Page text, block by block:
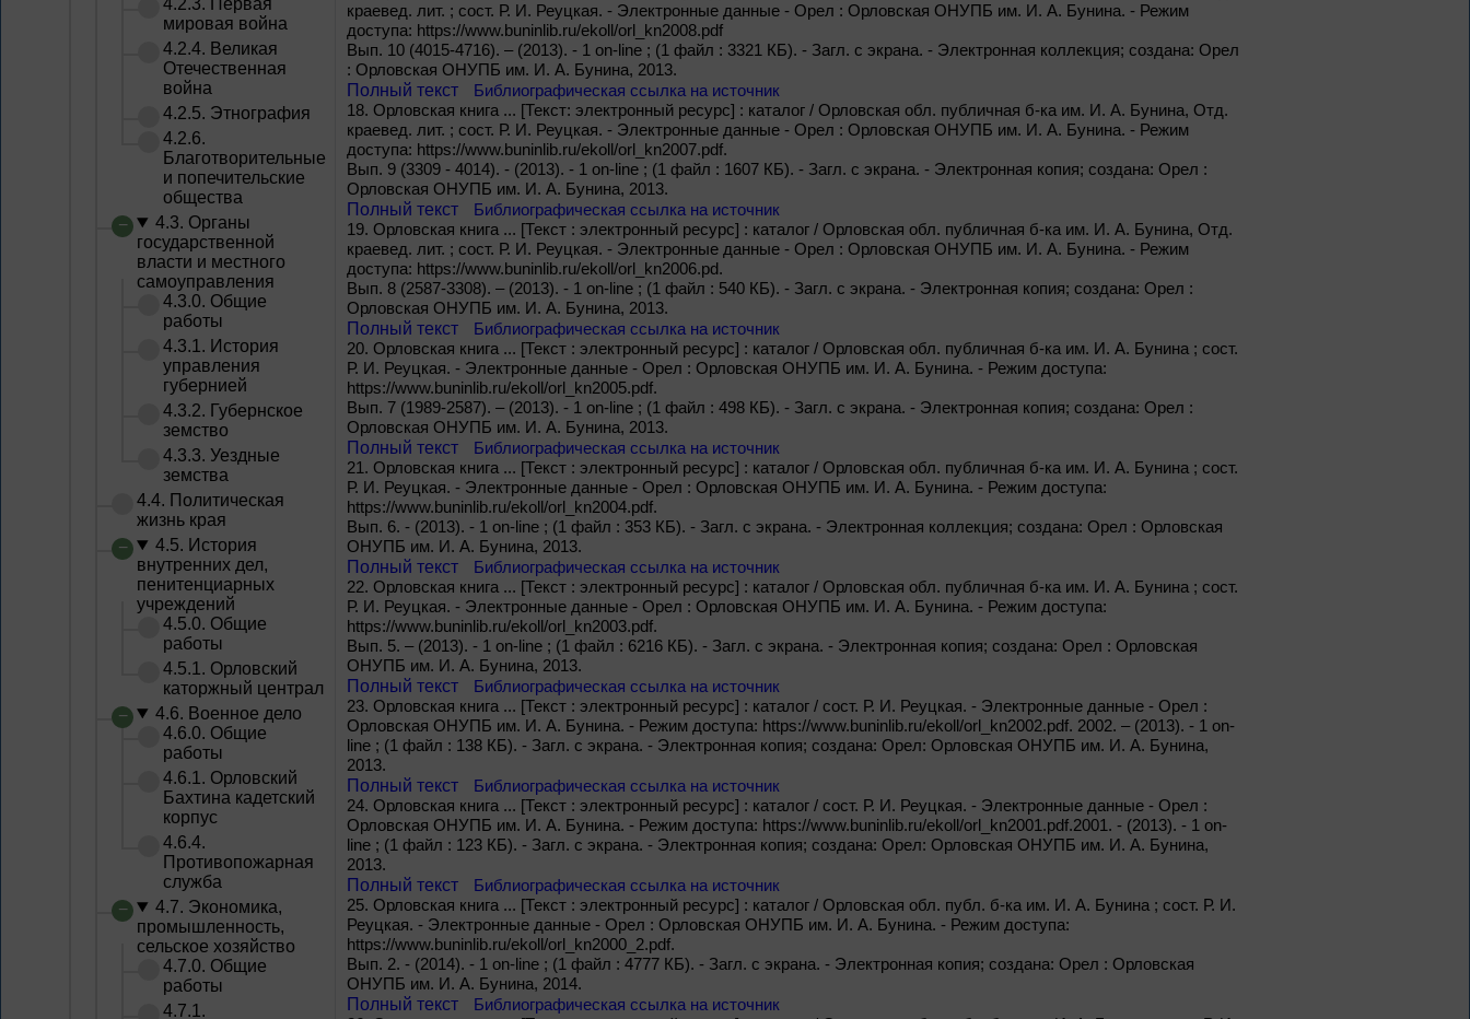
4.2.3. Первая
мировая война
4.2.4. Великая
Отечественная
война
4.2.5. Этнография
4.2.6.
Благотворительные
и попечительские
общества
4.3. Органы
государственной
власти и местного
самоуправления
4.3.0. Общие
работы
4.3.1. История
управления
губернией
4.3.2. Губернское
земство
4.3.3. Уездные
земства
4.4. Политическая
жизнь края
4.5. История
внутренних дел,
пенитенциарных
учреждений
4.5.0. Общие
работы
4.5.1. Орловский
каторжный централ
4.6. Военное дело
4.6.0. Общие
работы
4.6.1. Орловский
Бахтина кадетский
корпус
4.6.4.
Противопожарная
служба
4.7. Экономика,
промышленность,
сельское хозяйство
4.7.0. Общие
работы
4.7.1.
краевед. лит. ; сост. Р. И. Реуцкая. - Электронные данные - Орел : Орловская ОНУПБ им. И. А. Бунина. - Режим
доступа: https://www.buninlib.ru/ekoll/orl_kn2008.pdf
Вып. 10 (4015-4716). – (2013). - 1 on-line ; (1 файл : 3321 КБ). - Загл. с экрана. - Электронная коллекция; создана: Орел
: Орловская ОНУПБ им. И. А. Бунина, 2013.
Полный текст
Библиографическая ссылка на источник
18. Орловская книга ... [Текст: электронный ресурс] : каталог / Орловская обл. публичная б-ка им. И. А. Бунина, Отд.
краевед. лит. ; сост. Р. И. Реуцкая. - Электронные данные - Орел : Орловская ОНУПБ им. И. А. Бунина. - Режим
доступа: https://www.buninlib.ru/ekoll/orl_kn2007.pdf.
Вып. 9 (3309 - 4014). - (2013). - 1 on-line ; (1 файл : 1607 КБ). - Загл. с экрана. - Электронная копия; создана: Орел :
Орловская ОНУПБ им. И. А. Бунина, 2013.
Полный текст
Библиографическая ссылка на источник
19. Орловская книга ... [Текст : электронный ресурс] : каталог / Орловская обл. публичная б-ка им. И. А. Бунина, Отд.
краевед. лит. ; сост. Р. И. Реуцкая. - Электронные данные - Орел : Орловская ОНУПБ им. И. А. Бунина. - Режим
доступа: https://www.buninlib.ru/ekoll/orl_kn2006.pd.
Вып. 8 (2587-3308). – (2013). - 1 on-line ; (1 файл : 540 КБ). - Загл. с экрана. - Электронная копия; создана: Орел :
Орловская ОНУПБ им. И. А. Бунина, 2013.
Полный текст
Библиографическая ссылка на источник
20. Орловская книга ... [Текст : электронный ресурс] : каталог / Орловская обл. публичная б-ка им. И. А. Бунина ; сост.
Р. И. Реуцкая. - Электронные данные - Орел : Орловская ОНУПБ им. И. А. Бунина. - Режим доступа:
https://www.buninlib.ru/ekoll/orl_kn2005.pdf.
Вып. 7 (1989-2587). – (2013). - 1 on-line ; (1 файл : 498 КБ). - Загл. с экрана. - Электронная копия; создана: Орел :
Орловская ОНУПБ им. И. А. Бунина, 2013.
Полный текст
Библиографическая ссылка на источник
21. Орловская книга ... [Текст : электронный ресурс] : каталог / Орловская обл. публичная б-ка им. И. А. Бунина ; сост.
Р. И. Реуцкая. - Электронные данные - Орел : Орловская ОНУПБ им. И. А. Бунина. - Режим доступа:
https://www.buninlib.ru/ekoll/orl_kn2004.pdf.
Вып. 6. - (2013). - 1 on-line ; (1 файл : 353 КБ). - Загл. с экрана. - Электронная коллекция; создана: Орел : Орловская
ОНУПБ им. И. А. Бунина, 2013.
Полный текст
Библиографическая ссылка на источник
22. Орловская книга ... [Текст : электронный ресурс] : каталог / Орловская обл. публичная б-ка им. И. А. Бунина ; сост.
Р. И. Реуцкая. - Электронные данные - Орел : Орловская ОНУПБ им. И. А. Бунина. - Режим доступа:
https://www.buninlib.ru/ekoll/orl_kn2003.pdf.
Вып. 5. – (2013). - 1 on-line ; (1 файл : 6216 КБ). - Загл. с экрана. - Электронная копия; создана: Орел : Орловская
ОНУПБ им. И. А. Бунина, 2013.
Полный текст
Библиографическая ссылка на источник
23. Орловская книга ... [Текст : электронный ресурс] : каталог / сост. Р. И. Реуцкая. - Электронные данные - Орел :
Орловская ОНУПБ им. И. А. Бунина. - Режим доступа: https://www.buninlib.ru/ekoll/orl_kn2002.pdf. 2002. – (2013). - 1 on-
line ; (1 файл : 138 КБ). - Загл. с экрана. - Электронная копия; создана: Орел: Орловская ОНУПБ им. И. А. Бунина,
2013.
Полный текст
Библиографическая ссылка на источник
24. Орловская книга ... [Текст : электронный ресурс] : каталог / сост. Р. И. Реуцкая. - Электронные данные - Орел :
Орловская ОНУПБ им. И. А. Бунина. - Режим доступа: https://www.buninlib.ru/ekoll/orl_kn2001.pdf.2001. - (2013). - 1 on-
line ; (1 файл : 123 КБ). - Загл. с экрана. - Электронная копия; создана: Орел: Орловская ОНУПБ им. И. А. Бунина,
2013.
Полный текст
Библиографическая ссылка на источник
25. Орловская книга ... [Текст : электронный ресурс] : каталог / Орловская обл. публ. б-ка им. И. А. Бунина ; сост. Р. И.
Реуцкая. - Электронные данные - Орел : Орловская ОНУПБ им. И. А. Бунина. - Режим доступа:
https://www.buninlib.ru/ekoll/orl_kn2000_2.pdf.
Вып. 2. - (2014). - 1 on-line ; (1 файл : 4777 КБ). - Загл. с экрана. - Электронная копия; создана: Орел : Орловская
ОНУПБ им. И. А. Бунина, 2014.
Полный текст
Библиографическая ссылка на источник